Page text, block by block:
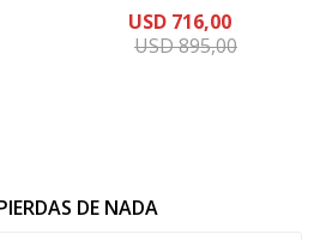
USD 716,00
USD895,00
DE NADA